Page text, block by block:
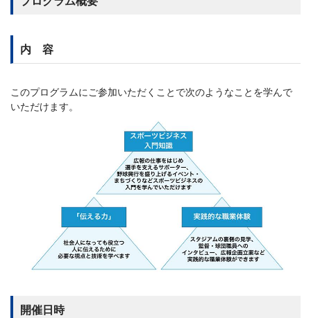
内 容
このプログラムにご参加いただくことで次のようなことを学んで
いただけます。
開催日時